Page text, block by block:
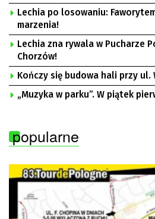
Lechia po losowaniu:
marzenia!
Lechia zna rywala w Pucharze
Chorzów!
Kończy się budowa hali przy ul.
„Muzyka w parku”. W piątek
popularne